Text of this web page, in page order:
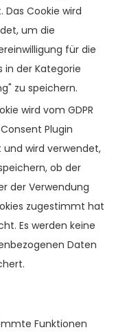
Das Cookie wird
um die
für die
in der Kategorie
zu speichern.
wird vom GDPR
Plugin
und wird verwendet,
ob der
der Verwendung
zugestimmt hat
Es werden keine
Daten
Funktionen